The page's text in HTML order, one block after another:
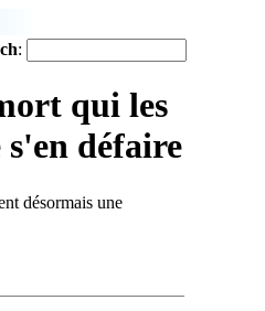
:
qui les
défaire
désormais une